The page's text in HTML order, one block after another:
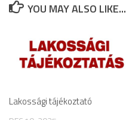
YOU MAY ALSO LIKE...
Lakossági tájékoztató